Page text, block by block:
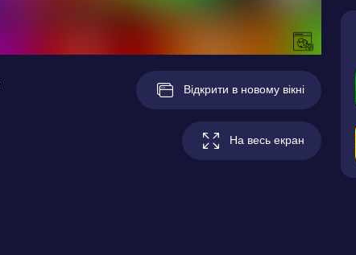
Відкрити в новому вікні
На весь екран